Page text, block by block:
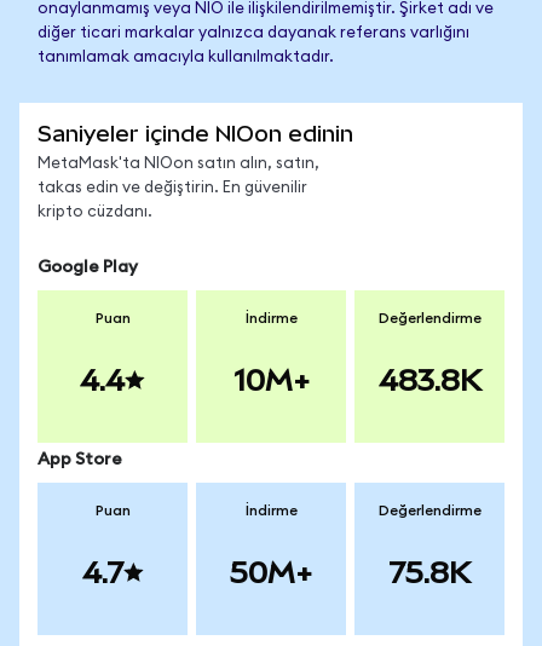
onaylanmamış veya NIO ile ilişkilendirilmemiştir. Şirket adı ve
diğer ticari markalar yalnızca dayanak referans varlığını
tanımlamak amacıyla kullanılmaktadır.
Saniyeler içinde NIOon edinin
MetaMask'ta NIOon satın alın, satın,
takas edin ve değiştirin. En güvenilir
kripto cüzdanı.
Google Play
Puan
4.4
İndirme
10M+
Değerlendirme
483.8K
App Store
Puan
4.7
İndirme
50M+
Değerlendirme
75.8K